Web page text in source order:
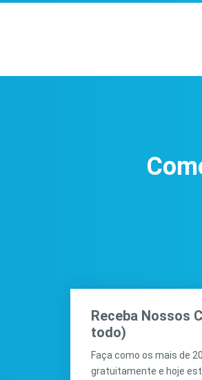
Receba Nossos
todo)
Faça como os mais de
gratuitamente e hoje